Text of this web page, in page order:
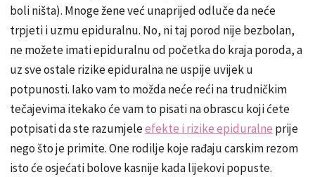
boli ništa). Mnoge žene već unaprijed odluče da neće
trpjeti i uzmu epiduralnu. No, ni taj porod nije bezbolan,
ne možete imati epiduralnu od početka do kraja poroda, a
uz sve ostale rizike epiduralna ne uspije uvijek u
potpunosti. Iako vam to možda neće reći na trudničkim
tečajevima itekako će vam to pisati na obrascu koji ćete
potpisati da ste razumjeleefekte i rizike epiduralne prije
nego što je primite. One rodilje koje rađaju carskim rezom
isto će osjećati bolove kasnije kada lijekovi popuste.